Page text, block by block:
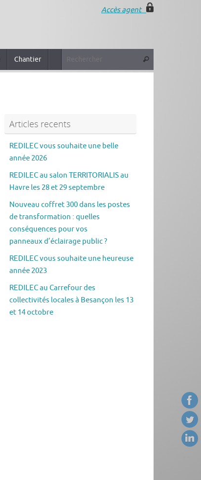
Accès agent
Chantier
Articles recents
REDILEC vous souhaite une belle
année 2026
REDILEC au salon TERRITORIALIS au
Havre les 28 et 29 septembre
Nouveau coffret 300 dans les postes
de transformation : quelles
conséquences pour vos
panneaux d’éclairage public ?
REDILEC vous souhaite une heureuse
année 2023
REDILEC au Carrefour des
collectivités locales à Besançon les 13
et 14 octobre